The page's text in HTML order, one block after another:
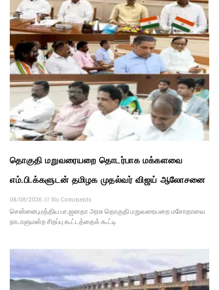
தொகுதி மறுவரையறை தொடர்பாக மக்களவை
எம்.பி.க்களுடன் தமிழக முதல்வர் விஜய் ஆலோசனை
08/08/2026
No Comments
சென்னை,மத்திய பா.ஜனதா அரசு தொகுதி மறுவரையறை மசோதாவை
நாடாளுமன்ற சிறப்பு கூட்டத்தைக் கூட்டி